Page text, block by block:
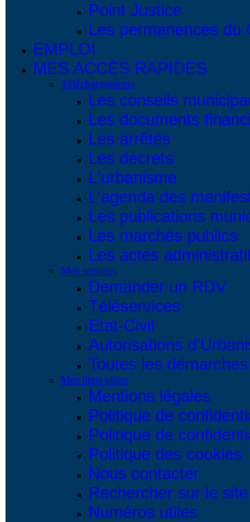
Point Justice
Les permanences du
EMPLOI
MES ACCÈS RAPIDES
Téléchargements
Les conseils
Les documents
Les arrêtés
Les décrets
L'urbanisme
L'agenda des
Les publications
Les marchés publics
Les actes
Mes services
Demander un RDV
Téléservices
Etat-Civil
Autorisations
Toutes les
Mes liens utiles
Mentions légales
Politique de
Politique de
Politique des cookies
Nous contacter
Rechercher sur le site
Numéros utiles